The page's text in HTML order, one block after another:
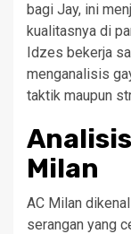
bagi Jay, ini
kualitasnya di
Idzes bekerja
menganalisis
taktik maupun
Milan
AC Milan
serangan yang